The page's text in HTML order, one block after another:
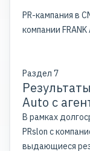
PR-кампания в
компании FRANK
Раздел 7
Auto с
В рамках
PRslon с
выдающиеся